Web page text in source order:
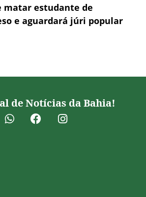
matar estudante de
e aguardará júri popular
de Notícias da Bahia!